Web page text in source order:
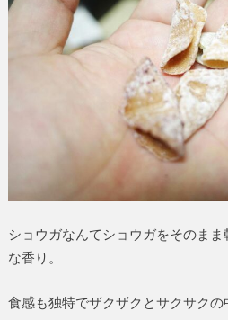
ショウガなんてショウガをそのま
な香り。
食感も独特でザクザクとサクサクの